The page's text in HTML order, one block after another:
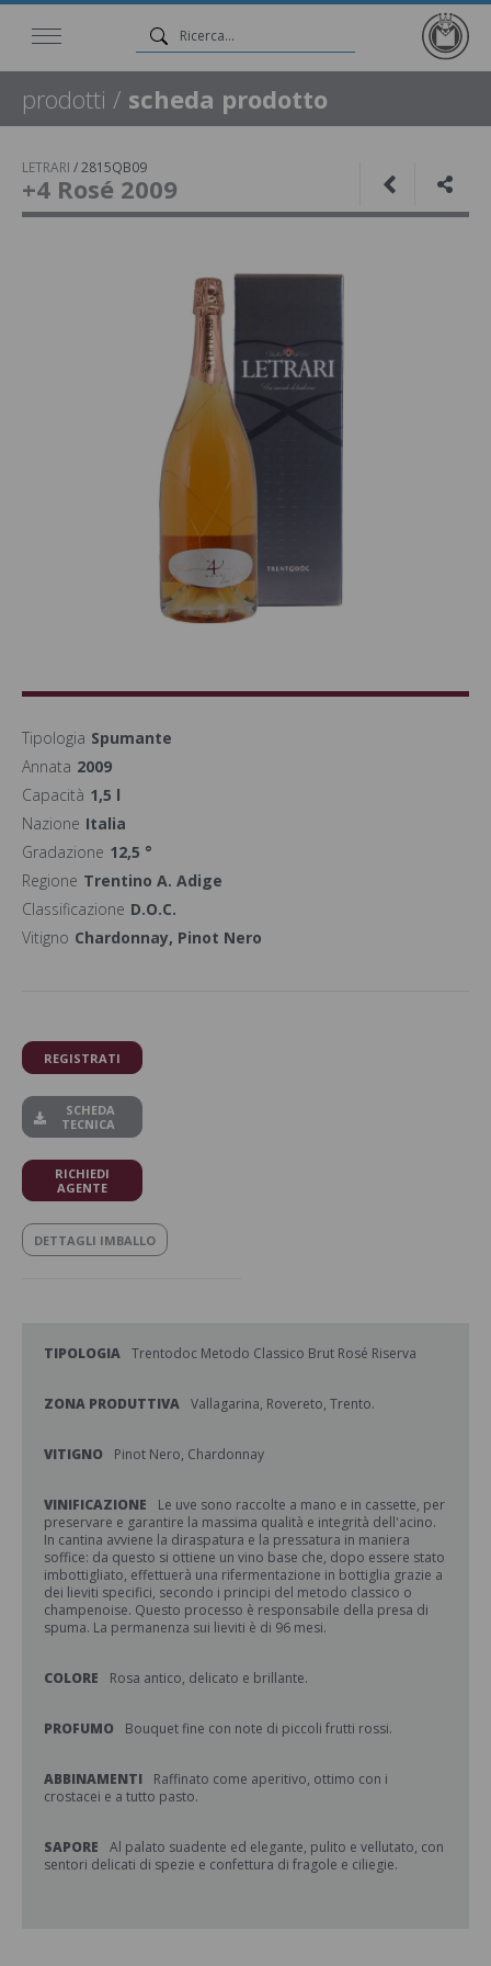
prodotti / scheda prodotto
LETRARI /2815QB09
+4 Rosé 2009
Tipologia Spumante
Annata 2009
Capacità 1,5 l
Nazione Italia
Gradazione 12,5 °
Regione Trentino A. Adige
Classificazione D.O.C.
Vitigno Chardonnay, Pinot Nero
REGISTRATI
SCHEDA
TECNICA
RICHIEDI
AGENTE
DETTAGLI IMBALLO
TIPOLOGIA Trentodoc Metodo Classico Brut Rosé Riserva
ZONA PRODUTTIVA Vallagarina, Rovereto, Trento.
VITIGNO Pinot Nero, Chardonnay
VINIFICAZIONE
Le uve sono raccolte a mano e in cassette, per
preservare e garantire la massima qualità e integrità dell'acino.
In cantina avviene la diraspatura e la pressatura in maniera
soffice: da questo si ottiene un vino base che, dopo essere stato
imbottigliato, effettuerà una rifermentazione in bottiglia grazie a
dei lieviti specifici, secondo i principi del metodo classico o
champenoise. Questo processo è responsabile della presa di
spuma. La permanenza sui lieviti è di 96 mesi.
COLORE Rosa antico, delicato e brillante.
PROFUMO Bouquet fine con note di piccoli frutti rossi.
ABBINAMENTI
Raffinato come aperitivo, ottimo con i
crostacei e a tutto pasto.
SAPORE
Al palato suadente ed elegante, pulito e vellutato, con
sentori delicati di spezie e confettura di fragole e ciliegie.